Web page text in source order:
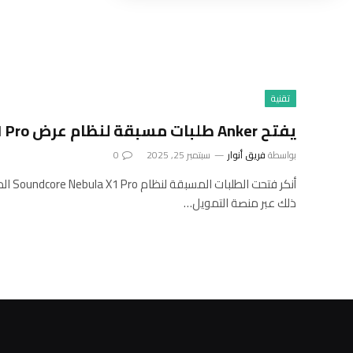
تقنية
يفتح Anker طلبات مسبقة لنظام عرض Nebula X1 Pro
بواسطةفريق أنوار سبتمبر 25, 2025 0
ذلك عبر منصة التمويل…